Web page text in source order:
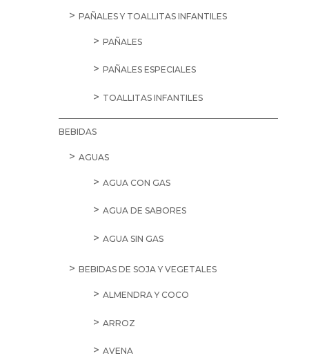
PAÑALES Y TOALLITAS INFANTILES
PAÑALES
PAÑALES ESPECIALES
TOALLITAS INFANTILES
BEBIDAS
AGUAS
AGUA CON GAS
AGUA DE SABORES
AGUA SIN GAS
BEBIDAS DE SOJA Y VEGETALES
ALMENDRA Y COCO
ARROZ
AVENA